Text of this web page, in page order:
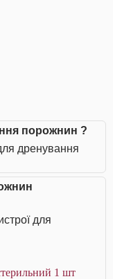
порожнин ?
дренування
для
1 шт